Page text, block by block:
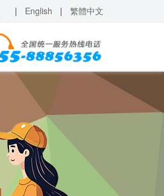
| English | 繁體中文